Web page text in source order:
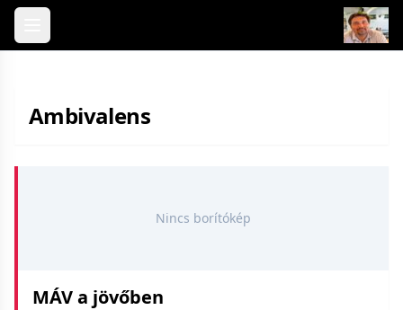
Skip to content
Ambivalens
Nincs borítókép
MÁV a jövőben